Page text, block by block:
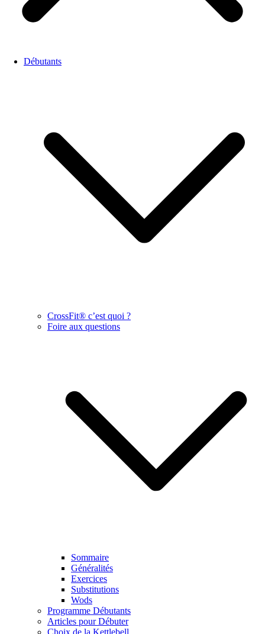
Débutants
CrossFit® c’est quoi ?
Foire aux questions
Sommaire
Généralités
Exercices
Substitutions
Wods
Programme Débutants
Articles pour Débuter
Choix de la Kettlebell